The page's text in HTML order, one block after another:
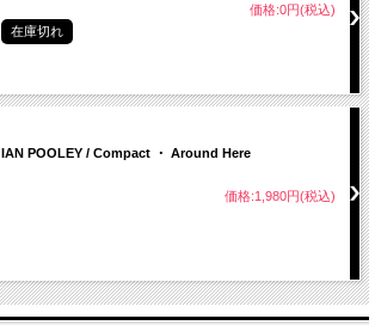
価格:0円(税込)
在庫切れ
IAN POOLEY / Compact ・ Around Here
価格:1,980円(税込)